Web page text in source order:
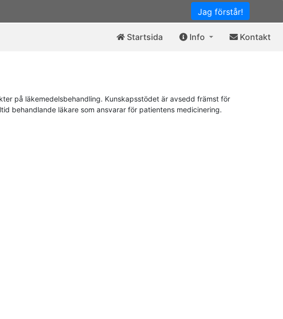
Jag förstår!
Startsida Info Kontakt
på läkemedelsbehandling. Kunskapsstödet är avsedd främst för
behandlande läkare som ansvarar för patientens medicinering.